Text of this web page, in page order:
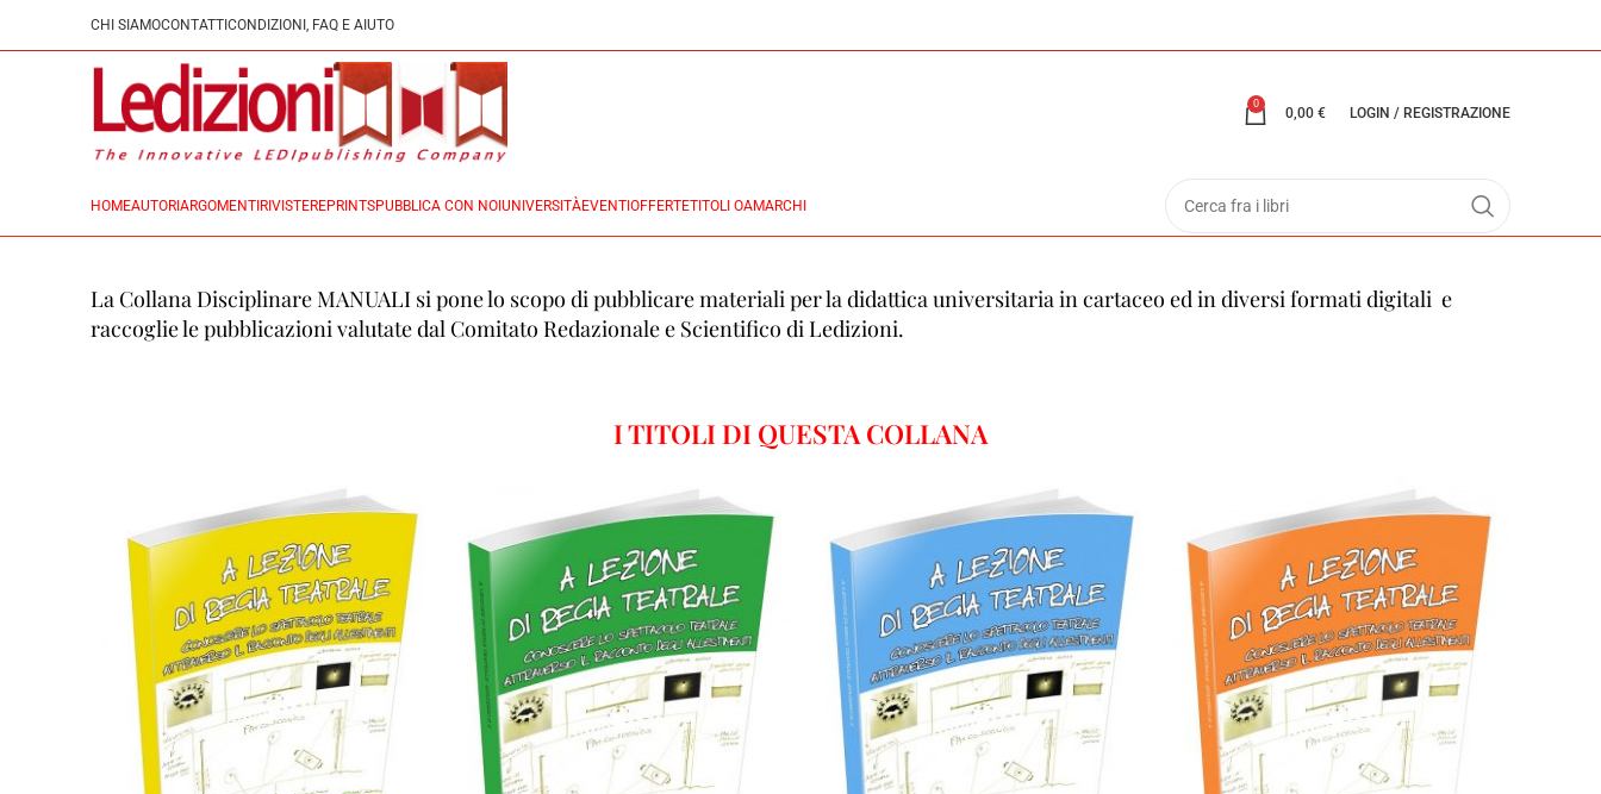
CHI SIAMOCONTATTI CONDIZIONI, FAQ E AIUTO
0
0,00 € LOGIN / REGISTRAZIONE
HOMEAUTORI ARGOMENTI RIVISTEREPRINTSPUBBLICA CON NOI UNIVERSITÀEVENTI OFFERTETITOLI OAMARCHI
La Collana Disciplinare MANUALI si pone lo scopo di pubblicare materiali per la didattica universitaria in cartaceo ed in diversi formati digitali e
raccoglie le pubblicazioni valutate dal Comitato Redazionale e Scientifico di Ledizioni.
I TITOLI DI QUESTA COLLANA
Cartaceo eBook in ePub
6,99€ 12,90 CartaceoeBook in ePub
6,99
CartaceoeBook in ePub
6,99€ 12,90
CartaceoeBook in ePub